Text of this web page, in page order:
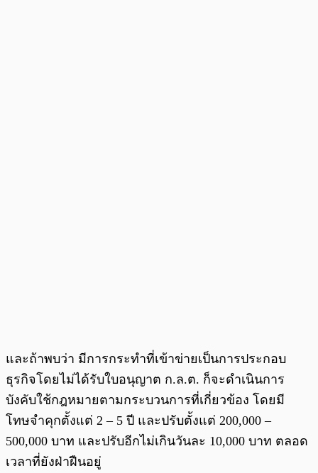
และถ้าพบว่า มีการกระทำที่เข้าข่ายเป็นการประกอบ
ธุรกิจโดยไม่ได้รับใบอนุญาต ก.ล.ต. ก็จะดำเนินการ
บังคับใช้กฎหมายตามกระบวนการที่เกี่ยวข้อง โดยมี
โทษจำคุกตั้งแต่ 2 – 5 ปี และปรับตั้งแต่ 200,000 –
500,000 บาท และปรับอีกไม่เกินวันละ 10,000 บาท ตลอด
เวลาที่ยังฝ่าฝืนอยู่